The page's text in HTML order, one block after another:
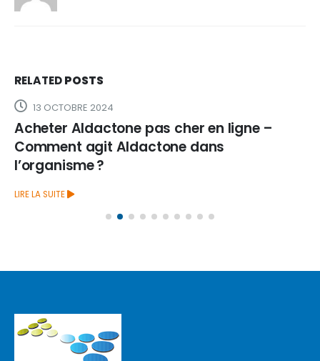
RELATEDPOSTS
13 OCTOBRE 2024
Acheter Aldactone pas cher en ligne –
Comment agit Aldactone dans
l’organisme ?
LIRE LA SUITE